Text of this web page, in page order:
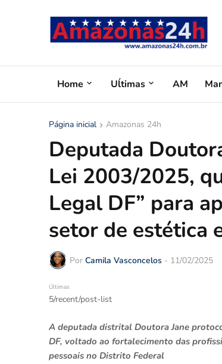
Home Uĺtimas AM
Página inicial Amazonas 24h
Deputada
Lei 2003/2025,
Legal DF” para
setor de estética
Por Camila Vasconcelos - 11/02/2025
Últimas
5/recent/post-list
A deputada distrital Doutora Jane
DF, voltado ao fortalecimento das
pessoais no Distrito Federal